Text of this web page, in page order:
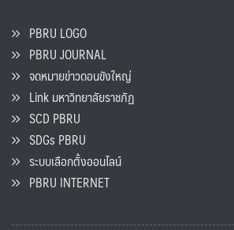
PBRU LOGO
PBRU JOURNAL
จดหมายข่าวดอนขังใหญ่
Link มหาวิทยาลัยราชภัฏ
SCD PBRU
SDGs PBRU
ระบบเลือกตั้งออนไลน์
PBRU INTERNET